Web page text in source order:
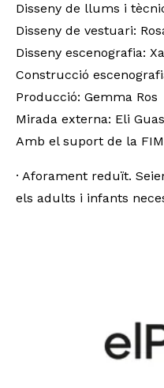
Disseny de llums i
Disseny de vestuari:
Disseny escenografia:
Construcció
Producció: Gemma Ros
Mirada externa: Eli
Amb el suport de la FIM
· Aforament reduït.
els adults i infants